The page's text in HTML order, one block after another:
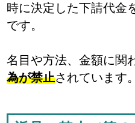
時に決定した下請代金
です。
名目や方法、金額に関
為が禁止されています。